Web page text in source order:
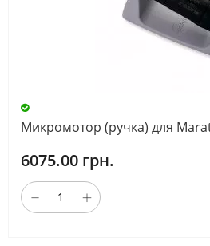
Микромотор (ручка) для
6075.00 грн.